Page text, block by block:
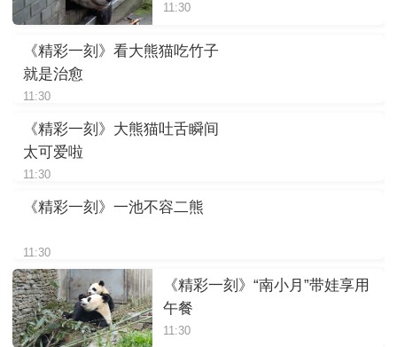
11:30
《精彩一刻》看大熊猫吃竹子
就是治愈
11:30
《精彩一刻》大熊猫吐舌瞬间
太可爱啦
11:30
《精彩一刻》一池不容二熊
11:30
《精彩一刻》“南小月”带娃享用
午餐
11:30